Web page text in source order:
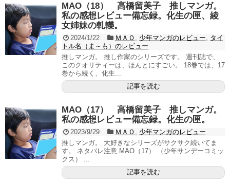
MAO（18） 高橋留美子 推しマンガ。
私の感想レビュー備忘録。化生の匣、綾
女姉妹の軋轢。
2024/1/22 ＭＡＯ 少年マンガのレビュー
タイ
トル名（ま～も）のレビュー
推しマンガ。 推し作家のシリーズです。 週刊誌で、
このクオリティーは、ほんとにすごい。 18巻では、17
巻から続く、化生...
記事を読む
MAO（17） 高橋留美子 推しマンガ。
私の感想レビュー備忘録。化生の匣。
2023/9/29 ＭＡＯ
少年マンガのレビュー
推しマンガ。 大好きなシリーズがサクサク続いてま
す。 ネタバレ注意 MAO（17） （少年サンデーコミッ
クス） ...
記事を読む